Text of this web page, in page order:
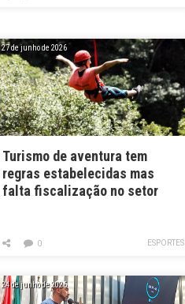
27 de junho de 2026
Turismo de aventura tem
regras estabelecidas mas
falta fiscalização no setor
ESPORTES
0
24 de junho de 2026